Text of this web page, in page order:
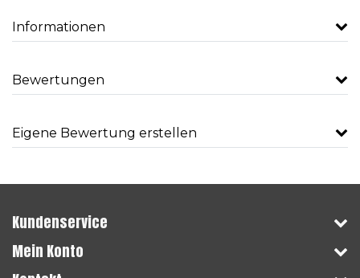
Informationen
Bewertungen
Eigene Bewertung erstellen
Kundenservice
Mein Konto